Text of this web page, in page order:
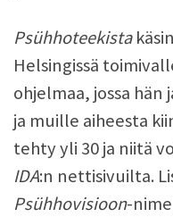
Psühhoteekista
Helsingissä
ohjelmaa, jossa
ja muille aiheesta
tehty yli 30 ja niitä
IDA:n nettisivuilta.
Psühhovisioon-